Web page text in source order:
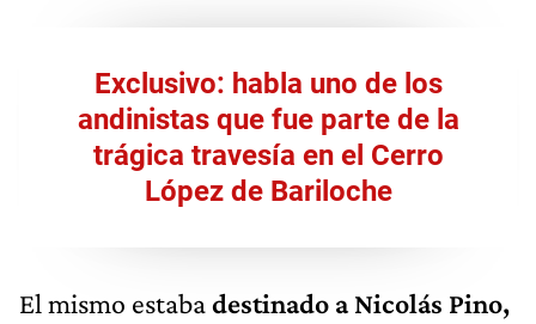
Exclusivo: habla uno de los
andinistas que fue parte de la
trágica travesía en el Cerro
López de Bariloche
El mismo estabadestinado a Nicolás Pino,